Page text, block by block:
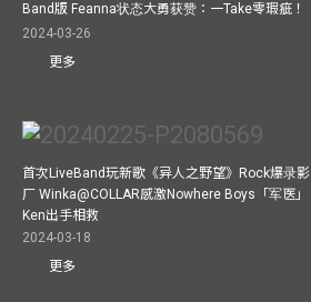
Band版 Feanna状态大勇获赞：一Take零瑕疵！
2024-03-26
更多
首次LiveBand玩新歌《异人之野望》Rock爆录影
厂 Winka@COLLAR感激Nowhere Boys「军医」
Ken出手相救
2024-03-18
更多